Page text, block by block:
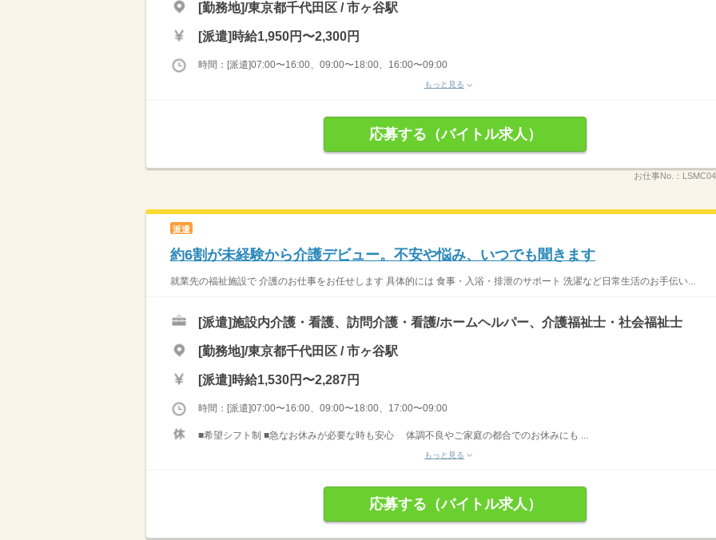
[勤務地]/東京都千代田区 / 市ヶ谷駅
[派遣]時給1,950円〜2,300円
時間：[派遣]07:00〜16:00、09:00〜18:00、16:00〜09:00
もっと見る
応募する（バイトル求人）
お仕事No.：
派遣
約6割が未経験から介護デビュー。不安や悩み、いつでも聞きます
就業先の福祉施設で 介護のお仕事をお任せします 具体的には 食事・入浴・排泄のサポート 洗濯など日常生活のお手伝い...
[派遣]施設内介護・看護、訪問介護・看護/ホームヘルパー、介護福祉士・社会福祉士
[勤務地]/東京都千代田区 / 市ヶ谷駅
[派遣] 時給1,530円〜2,287円
時間：[派遣]07:00〜16:00、09:00〜18:00、17:00〜09:00
■希望シフト制 ■急なお休みが必要な時も安心 体調不良やご家庭の都合でのお休みにも ...
もっと見る
応募する（バイトル求人）